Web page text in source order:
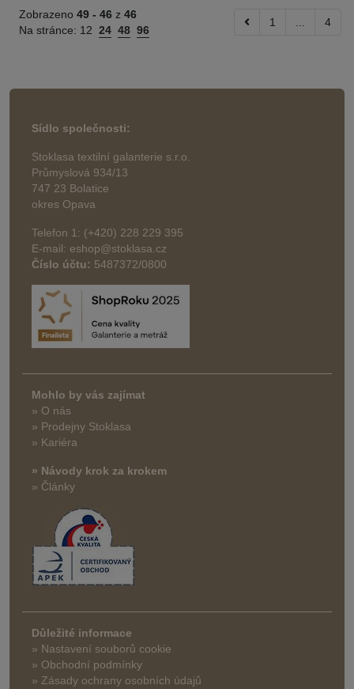
Zobrazeno 49 - 46 z 46
Na stránce: 12 24 48 96
1 4
Sídlo společnosti:
Stoklasa textilní galanterie s.r.o.
Průmyslová 934/13
747 23 Bolatice
okres Opava
Telefon 1: (+420) 228 229 395
E-mail: eshop@stoklasa.cz
Číslo účtu: 5487372/0800
Mohlo by vás zajímat
» O nás
» Prodejny Stoklasa
» Kariéra
» Návody krok za krokem
» Články
Důležité informace
» Nastavení souborů cookie
» Obchodní podmínky
» Zásady ochrany osobních údajů